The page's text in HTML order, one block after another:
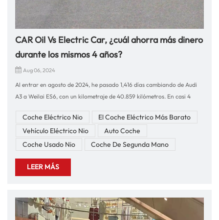
CAR Oil Vs Electric Car, ¿cuál ahorra más dinero
durante los mismos 4 años?
Aug 06, 2024
Al entrar en agosto de 2024, he pasado 1,416 días cambiando de Audi
A3 a Weilai ES6, con un kilometraje de 40.859 kilómetros. En casi 4
10,000 kilómetros por año. De hecho, el auto no es muy capaz de
conducir. Para los ciudadanos comunes que viajan al trabajo,
ocasionalmente llevan a sus familias y conducen a los suburbios de
veces, pertenecen a la mayoría ordinaria. Pero casualmente, el
automóvil que el A3 también ha sido conducido durante casi 4 años y
costo de usar el automóvil después de convertir de aceite a electricidad.
[Costos de gas frente a los costos de electricidad, los beneficios de
Coche Eléctrico Nio
El Coche Eléctrico Más Barato
Vehículo Eléctrico Nio
Auto Coche
Coche Usado Nio
Coche De Segunda Mano
LEER MÁS